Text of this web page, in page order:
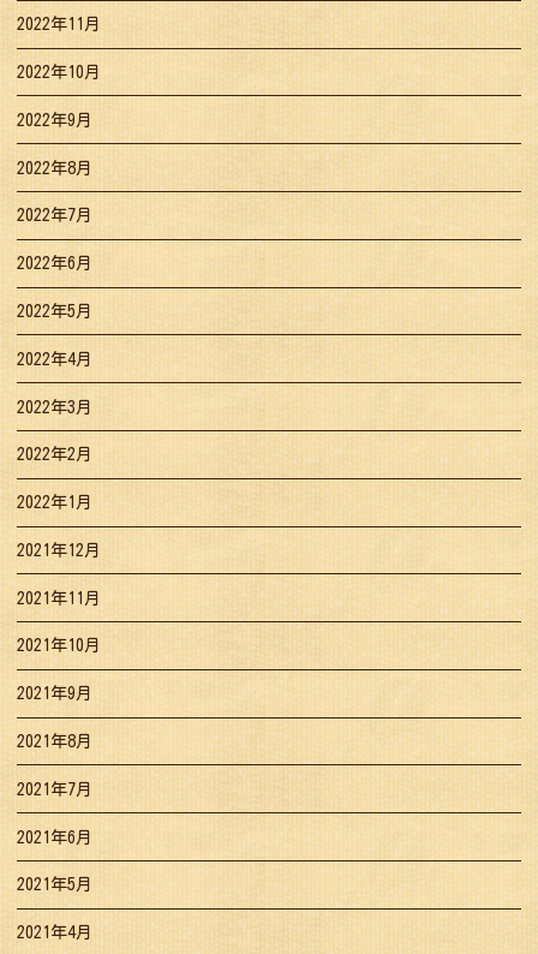
2022年11月
2022年10月
2022年9月
2022年8月
2022年7月
2022年6月
2022年5月
2022年4月
2022年3月
2022年2月
2022年1月
2021年12月
2021年11月
2021年10月
2021年9月
2021年8月
2021年7月
2021年6月
2021年5月
2021年4月